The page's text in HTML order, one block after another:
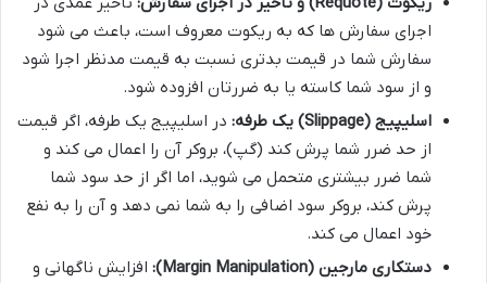
اجرای سفارش ها که به ریکوت معروف است، باعث می شود
سفارش شما در قیمت بدتری نسبت به قیمت مدنظر اجرا شود
و از سود شما کاسته یا به ضررتان افزوده شود.
اسلیپیج (Slippage) یک طرفه:
در اسلیپیج یک طرفه، اگر قیمت
از حد ضرر شما پرش کند (گپ)، بروکر آن را اعمال می کند و
شما ضرر بیشتری متحمل می شوید، اما اگر از حد سود شما
پرش کند، بروکر سود اضافی را به شما نمی دهد و آن را به نفع
خود اعمال می کند.
دستکاری مارجین (Margin Manipulation):
افزایش ناگهانی و